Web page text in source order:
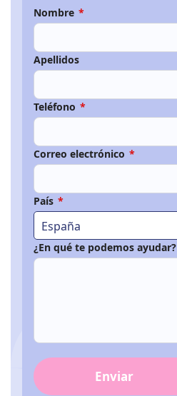
Nombre *
Apellidos
Teléfono *
Correo electrónico *
País *
España
¿En qué te podemos ayudar?
Enviar